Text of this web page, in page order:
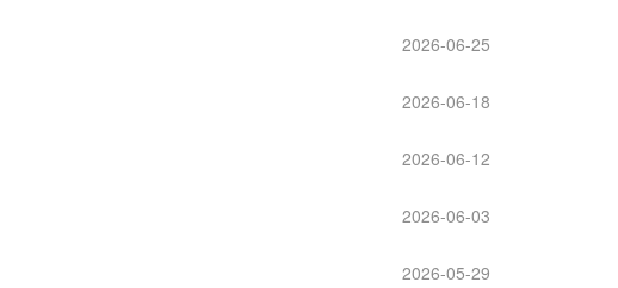
2026-06-25
2026-06-18
2026-06-12
2026-06-03
2026-05-29